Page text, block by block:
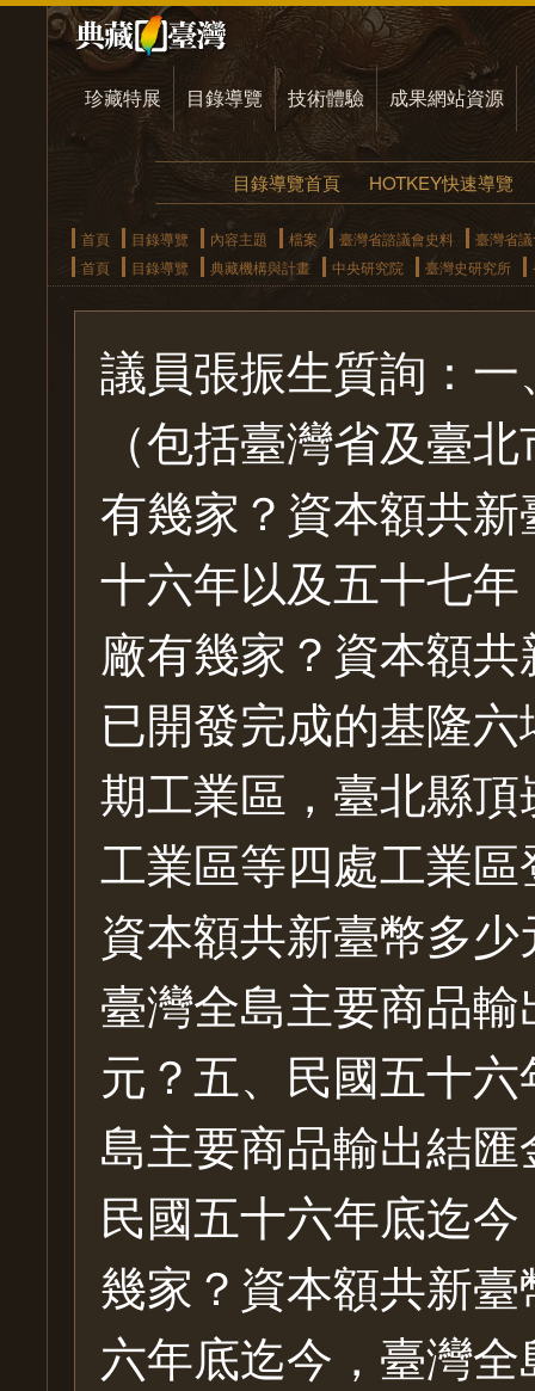
珍藏特展 目錄導覽 技術體驗 成果網站資源
目錄導覽首頁 HOTKEY快速導覽
首頁 目錄導覽 內容主題 檔案 臺灣省諮議會史料
臺灣省
首頁
目錄導覽 典藏機構與計畫 中央研究院 臺灣史研究所
議員張振生質詢：
（包括臺灣省及臺
有幾家？資本額共
十六年以及五十七
廠有幾家？資本額
已開發完成的基隆
期工業區，臺北縣
工業區等四處工業
資本額共新臺幣多
臺灣全島主要商品
元？五、民國五十
島主要商品輸出結
民國五十六年底迄
幾家？資本額共新
六年底迄今，臺灣